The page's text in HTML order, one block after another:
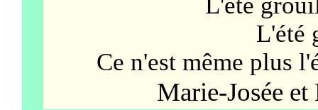
L'été grimace
Ce n'est même plus
Marie-